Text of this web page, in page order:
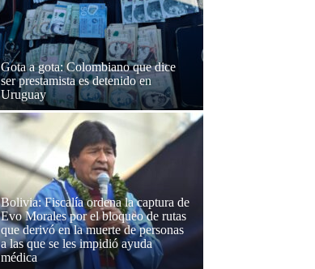
Gota a gota: Colombiano que dice
ser prestamista es detenido en
Uruguay
Bolivia: Fiscalía ordena la captura de
Evo Morales por el bloqueo de rutas
que derivó en la muerte de personas
a las que se les impidió ayuda
médica